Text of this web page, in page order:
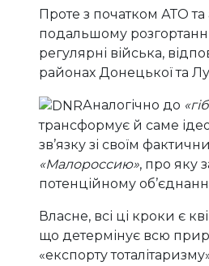
Проте з початком АТО
подальшому
регулярні війська,
районах Донецької та
Аналогічно до
трансформує й саме
зв’язку зі своїм
«Малороссию», про яку
потенційному
Власне, всі ці кроки є
що детермінує всю
«експорту